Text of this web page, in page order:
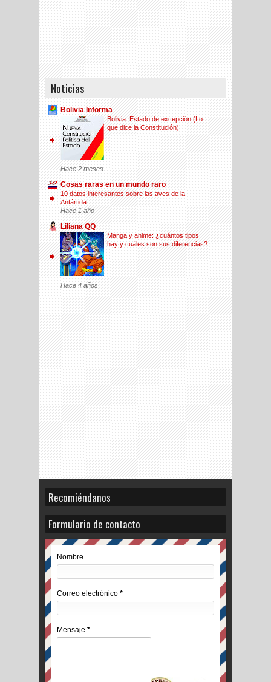
Noticias
Bolivia Informa
Bolivia: Estado de excepción (Lo
que dice la Constitución)
Hace 2 meses
Cosas raras en un mundo raro
10 datos interesantes sobre las aves de la
Antártida
Hace 1 año
Liliana QQ
Manga y anime: ¿cuántos tipos
hay y cuáles son sus diferencias?
Hace 4 años
Recomiéndanos
Formulario de contacto
Nombre
Correo electrónico *
Mensaje *